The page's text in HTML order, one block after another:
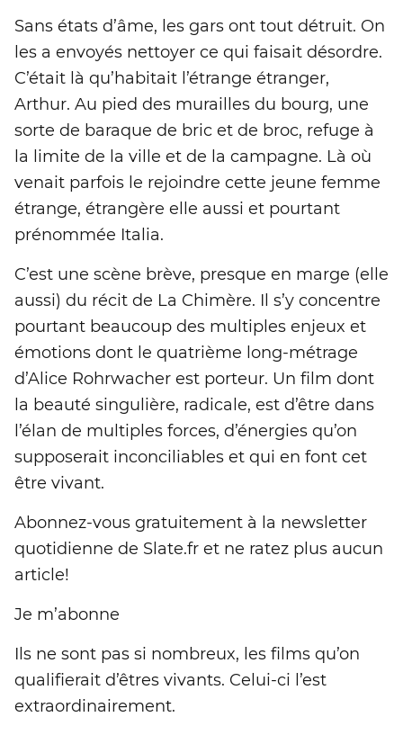
Sans états d’âme, les gars ont tout détruit. On
les a envoyés nettoyer ce qui faisait désordre.
C’était là qu’habitait l’étrange étranger,
Arthur. Au pied des murailles du bourg, une
sorte de baraque de bric et de broc, refuge à
la limite de la ville et de la campagne. Là où
venait parfois le rejoindre cette jeune femme
étrange, étrangère elle aussi et pourtant
prénommée Italia.
C’est une scène brève, presque en marge (elle
aussi) du récit de La Chimère. Il s’y concentre
pourtant beaucoup des multiples enjeux et
émotions dont le quatrième long-métrage
d’Alice Rohrwacher est porteur. Un film dont
la beauté singulière, radicale, est d’être dans
l’élan de multiples forces, d’énergies qu’on
supposerait inconciliables et qui en font cet
être vivant.
Abonnez-vous gratuitement à la newsletter
quotidienne de Slate.fr et ne ratez plus aucun
article!
Je m’abonne
Ils ne sont pas si nombreux, les films qu’on
qualifierait d’êtres vivants. Celui-ci l’est
extraordinairement.